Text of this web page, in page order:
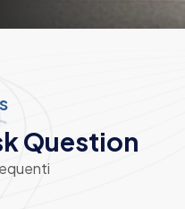
Question